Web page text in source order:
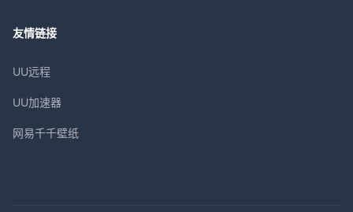
友情链接
UU远程
UU加速器
网易千千壁纸